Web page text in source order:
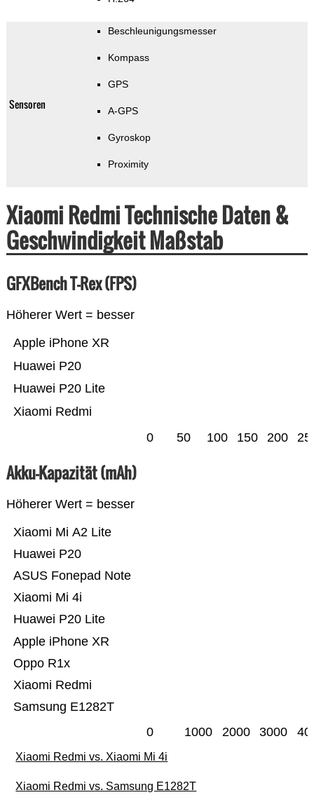
Sensoren
Beschleunigungsmesser
Kompass
GPS
A-GPS
Gyroskop
Proximity
Xiaomi Redmi Technische Daten &
Geschwindigkeit Maßstab
GFXBench T-Rex (FPS)
Höherer Wert = besser
Xiaomi Redmi
Huawei P20 Lite
Huawei P20
Apple iPhone XR
0 50 100 150 200
Akku-Kapazität (mAh)
Höherer Wert = besser
Samsung E1282T
Xiaomi Redmi
Oppo R1x
Apple iPhone XR
Huawei P20 Lite
Xiaomi Mi 4i
ASUS Fonepad Note
Huawei P20
Xiaomi Mi A2 Lite
0 1000 2000 3000
Xiaomi Redmi vs. Xiaomi Mi 4i
Xiaomi Redmi vs. Samsung E1282T